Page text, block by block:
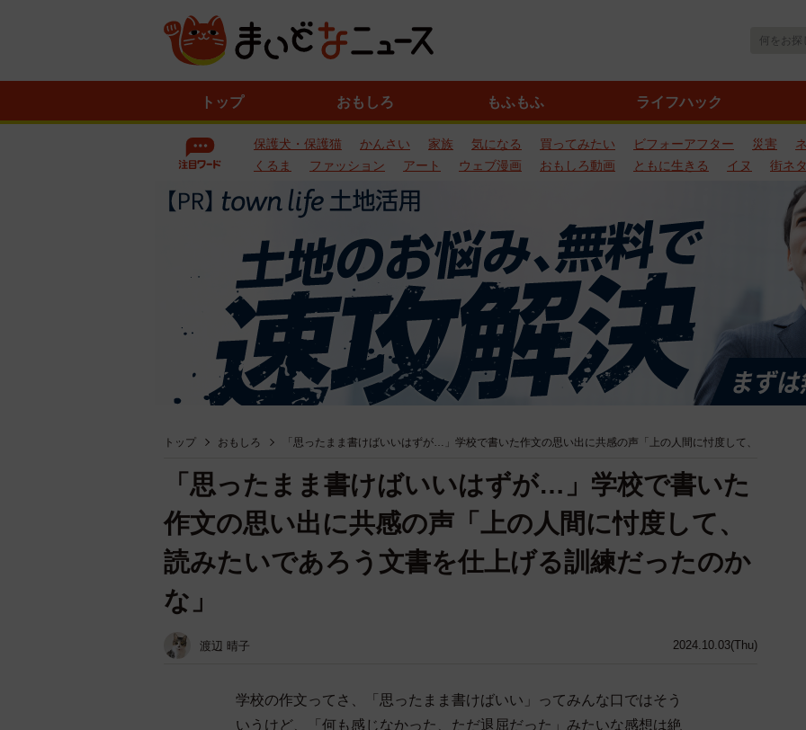
トップ おもしろ もふもふ ライフハック
保護犬・保護猫 かんさい 家族 気になる 買ってみたい ビフォーアフター 災害
くるま
ファッション アート ウェブ漫画 おもしろ動画 ともに生きる イヌ 街ネタ
トップ おもしろ 「思ったまま書けばいいはずが…」学校で書いた作文の思い出に共感の声「上の人間に忖度して、
2024.10.03(Thu)
「思ったまま書けばいいはずが…」学校で書いた
作文の思い出に共感の声「上の人間に忖度して、
読みたいであろう文書を仕上げる訓練だったのか
な」
渡辺 晴子
学校の作文ってさ、「思ったまま書けばいい」ってみんな口ではそう
いうけど、「何も感じなかった、ただ退屈だった」みたいな感想は絶